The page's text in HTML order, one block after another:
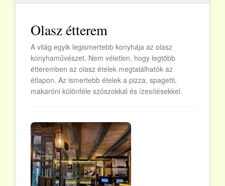
Olasz étterem
A világ egyik legismertebb konyhája az olasz
konyhaművészet. Nem véletlen, hogy legtöbb
étteremben az olasz ételek megtalálhatók az
étlapon. Az ismertebb ételek a pizza, spagetti,
makaróni különféle szószokkal és ízesítésekkel.